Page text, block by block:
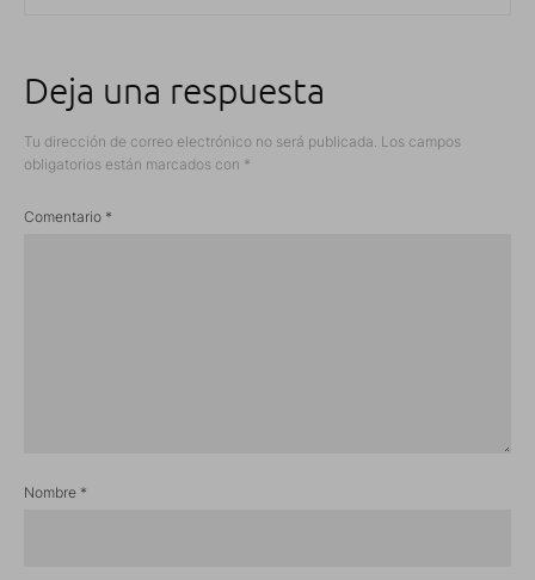
Deja una respuesta
Tu dirección de correo electrónico no será publicada. Los campos
obligatorios están marcados con *
Comentario *
Nombre *